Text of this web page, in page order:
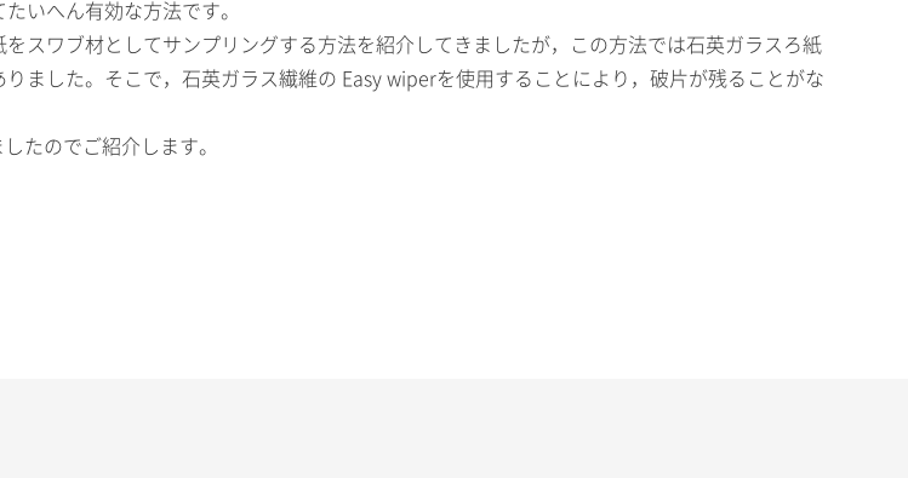
いへん有効な方法です。
スワブ材としてサンプリングする方法を紹介してきましたが，この方法では石英ガラスろ紙
ました。そこで，石英ガラス繊維の Easy wiperを使用することにより，破片が残ることがな
たのでご紹介します。